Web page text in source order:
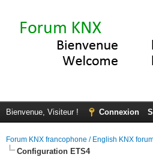
Bienvenue, Visiteur ! Connexion
Forum KNX francophone / English KNX
Configuration ETS4